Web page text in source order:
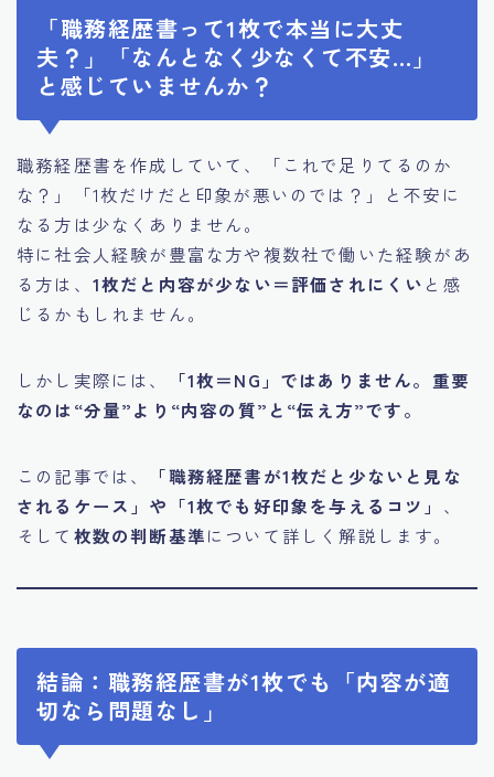
「職務経歴書って1枚で本当に大丈
夫？」「なんとなく少なくて不安…」
と感じていませんか？
職務経歴書を作成していて、「これで足りてるのか
な？」「1枚だけだと印象が悪いのでは？」と不安に
なる方は少なくありません。
特に社会人経験が豊富な方や複数社で働いた経験があ
る方は、 1枚だと内容が少ない＝評価されにくい と感
じるかもしれません。
しかし実際には、
「1枚＝NG」ではありません。重要
なのは“分量”より“内容の質”と“伝え方”です。
この記事では、
「職務経歴書が1枚だと少ないと見な
されるケース」や「1枚でも好印象を与えるコツ」 、
そして 枚数の判断基準について詳しく解説します。
結論：職務経歴書が1枚でも「内容が適
切なら問題なし」